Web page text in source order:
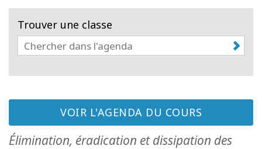
Classes
More
Trouver une classe
VOIR L'AGENDA DU COURS
Élimination, éradication et dissipation des